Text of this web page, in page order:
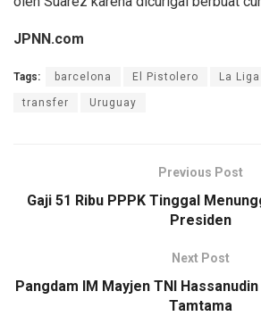
JPNN.com
Tags: barcelona El Pistolero La Liga
transfer Uruguay
Previous Post
Gaji 51 Ribu PPPK Tinggal
Presiden
Next Post
Pangdam IM Mayjen TNI
Tamtama